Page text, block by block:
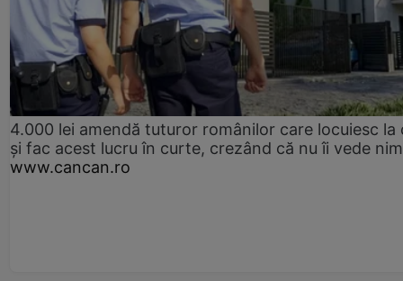
4.000 lei amendă tuturor românilor care locuiesc la
și fac acest lucru în curte, crezând că nu îi vede
www.cancan.ro